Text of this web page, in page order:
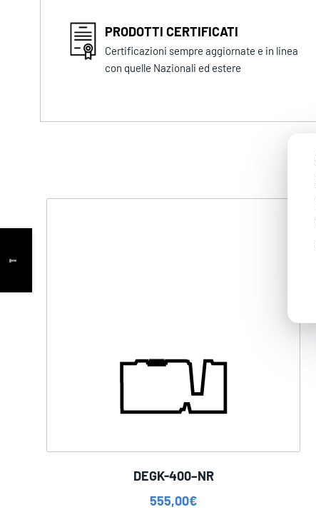
PRODOTTI CERTIFICATI
Certificazioni sempre aggiornate e in linea
con quelle Nazionali ed estere
DEGK-400–NR
555,00€